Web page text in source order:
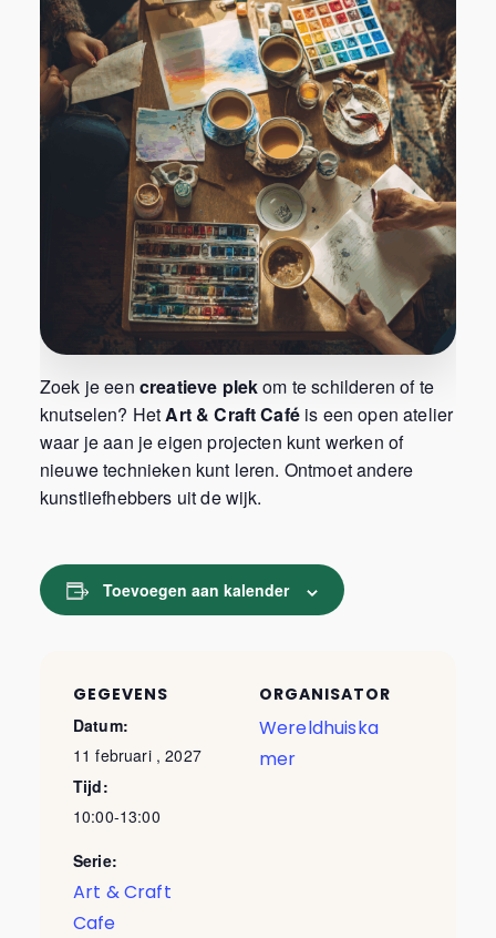
Zoek je een creatieve plekom te schilderen of te
knutselen? HetArt & Craft Caféis een open atelier
waar je aan je eigen projecten kunt werken of
nieuwe technieken kunt leren. Ontmoet andere
kunstliefhebbers uit de wijk.
Toevoegen aan kalender
GEGEVENS
Datum:
11 februari , 2027
Tijd:
10:00-13:00
Serie:
Art & Craft
Cafe
ORGANISATOR
Wereldhuiska
mer